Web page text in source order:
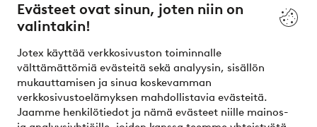
Evästeet ovat sinun, joten niin on
valintakin!
Jotex käyttää verkkosivuston toiminnalle
välttämättömiä evästeitä sekä analyysin, sisällön
mukauttamisen ja sinua koskevamman
verkkosivustoelämyksen mahdollistavia evästeitä.
Jaamme henkilötiedot ja nämä evästeet niille mainos-
Ehdot
Ystävät